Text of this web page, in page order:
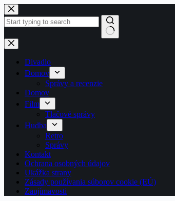
Skip
to
content
No
results
Divadlo
Domov
Správy a recenzie
Domov
Film
Tlačové správy
Hudba
Retro
Správy
Kontakt
Ochrana osobných údajov
Ukážka strany
Zásady používania súborov cookie (EÚ)
Zaujímavosti